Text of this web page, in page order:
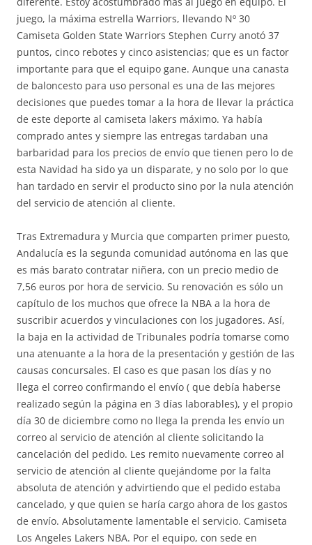
juego, la máxima estrella Warriors, llevando Nº 30
Camiseta Golden State Warriors Stephen Curry anotó 37
puntos, cinco rebotes y cinco asistencias; que es un factor
importante para que el equipo gane. Aunque una canasta
de baloncesto para uso personal es una de las mejores
decisiones que puedes tomar a la hora de llevar la práctica
de este deporte al camiseta lakers máximo. Ya había
comprado antes y siempre las entregas tardaban una
barbaridad para los precios de envío que tienen pero lo de
esta Navidad ha sido ya un disparate, y no solo por lo que
han tardado en servir el producto sino por la nula atención
del servicio de atención al cliente.
Tras Extremadura y Murcia que comparten primer puesto,
Andalucía es la segunda comunidad autónoma en las que
es más barato contratar niñera, con un precio medio de
7,56 euros por hora de servicio. Su renovación es sólo un
capítulo de los muchos que ofrece la NBA a la hora de
suscribir acuerdos y vinculaciones con los jugadores. Así,
la baja en la actividad de Tribunales podría tomarse como
una atenuante a la hora de la presentación y gestión de las
causas concursales. El caso es que pasan los días y no
llega el correo confirmando el envío ( que debía haberse
realizado según la página en 3 días laborables), y el propio
día 30 de diciembre como no llega la prenda les envío un
correo al servicio de atención al cliente solicitando la
cancelación del pedido. Les remito nuevamente correo al
servicio de atención al cliente quejándome por la falta
absoluta de atención y advirtiendo que el pedido estaba
cancelado, y que quien se haría cargo ahora de los gastos
de envío. Absolutamente lamentable el servicio. Camiseta
Los Angeles Lakers NBA. Por el equipo, con sede en